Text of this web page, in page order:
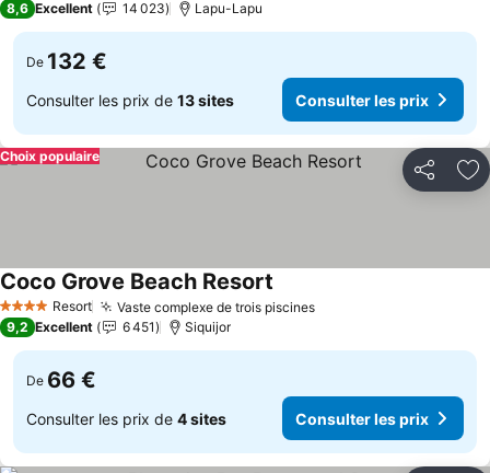
8,6 Excellent 14 023 Lapu-Lapu
De 132 €
Consulter les prix de 13 sites Consulter les prix
Partager
Choix populaire
4 Étoiles Resort Vaste complexe de trois piscinesConsulter les prix
Coco Grove Beach Resort
9,2 Excellent 6 451 Siquijor
De 66 €
Consulter les prix de 4 sites Consulter les prix